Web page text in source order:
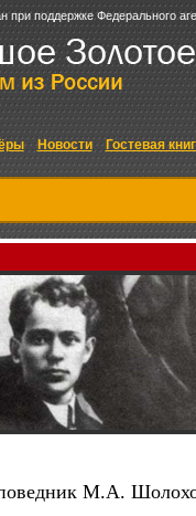
при поддержке Федерального
Новости Гостевая
М.А.